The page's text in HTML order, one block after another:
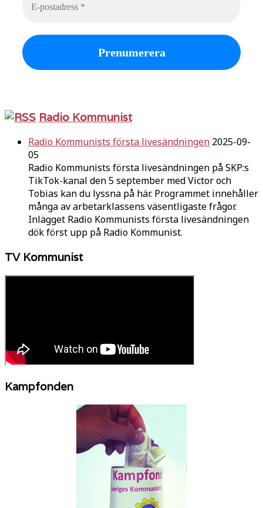
Radio Kommunist
Radio Kommunists första livesändningen 2025-09-
05
Radio Kommunists första livesändningen på SKP:s
TikTok-kanal den 5 september med Victor och
Tobias kan du lyssna på här. Programmet innehåller
många av arbetarklassens väsentligaste frågor.
Inlägget Radio Kommunists första livesändningen
dök först upp på Radio Kommunist.
TV Kommunist
Kampfonden